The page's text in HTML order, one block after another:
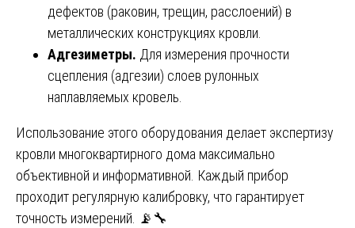
дефектов (раковин, трещин, расслоений) в
металлических конструкциях кровли.
Адгезиметры. Для измерения прочности
сцепления (адгезии) слоев рулонных
наплавляемых кровель.
Использование этого оборудования делает экспертизу
кровли многоквартирного дома максимально
объективной и информативной. Каждый прибор
проходит регулярную калибровку, что гарантирует
точность измерений. 📡🔧